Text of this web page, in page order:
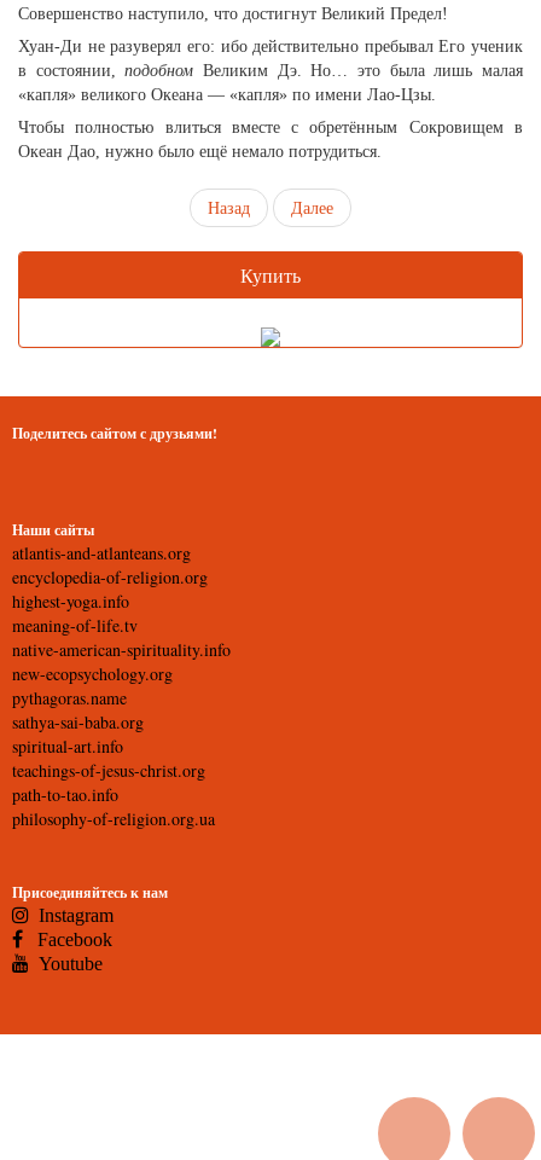
Совершенство наступило, что достигнут Великий Предел!
Хуан-Ди не разуверял его: ибо действительно пребывал Его ученик
в состоянии,подобном Великим Дэ. Но… это была лишь малая
«капля» великого Океана — «капля» по имени Лао-Цзы.
Чтобы полностью влиться вместе с обретённым Сокровищем в
Океан Дао, нужно было ещё немало потрудиться.
Назад Далее
Купить
Поделитесь сайтом с друзьями!
Наши сайты
atlantis-and-atlanteans.org
encyclopedia-of-religion.org
highest-yoga.info
meaning-of-life.tv
native-american-spirituality.info
new-ecopsychology.org
pythagoras.name
sathya-sai-baba.org
spiritual-art.info
teachings-of-jesus-christ.org
path-to-tao.info
philosophy-of-religion.org.ua
Присоединяйтесь к нам
Instagram
Facebook
Youtube